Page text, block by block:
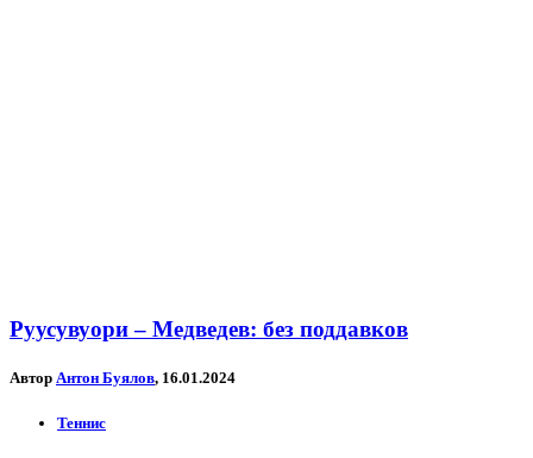
Руусувуори – Медведев: без поддавков
Автор Антон Буялов, 16.01.2024
Теннис